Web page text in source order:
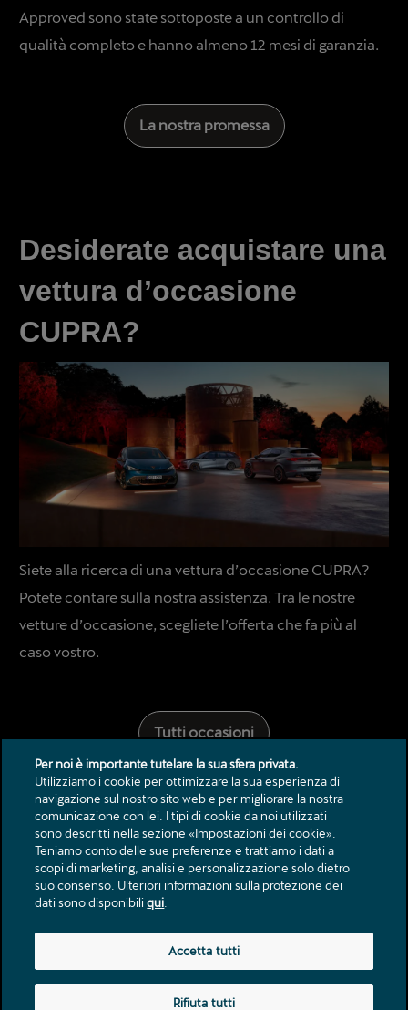
Approved sono state sottoposte a un controllo di
qualità completo e hanno almeno 12 mesi di garanzia.
La nostra promessa
Desiderate acquistare una
vettura d’occasione
CUPRA?
Siete alla ricerca di una vettura d’occasione CUPRA?
Potete contare sulla nostra assistenza. Tra le nostre
vetture d’occasione, scegliete l’offerta che fa più al
caso vostro.
Tutti occasioni
Note legali
Per noi è importante tutelare la sua sfera privata.
Utilizziamo i cookie per ottimizzare la sua esperienza di
navigazione sul nostro sito web e per migliorare la nostra
comunicazione con lei. I tipi di cookie da noi utilizzati
sono descritti nella sezione «Impostazioni dei cookie».
Teniamo conto delle sue preferenze e trattiamo i dati a
scopi di marketing, analisi e personalizzazione solo dietro
suo consenso. Ulteriori informazioni sulla protezione dei
dati sono disponibiliqui
Rifiuta tutti
Accetta tutti